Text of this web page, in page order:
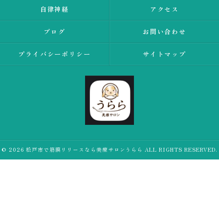
自律神経 アクセス
ブログ お問い合わせ
プライバシーポリシー サイトマップ
© 2026 松戸市で筋膜リリースなら美療サロンうらら ALL RIGHTS RESERVED.